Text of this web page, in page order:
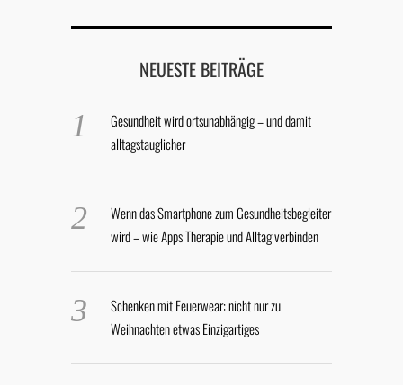
NEUESTE BEITRÄGE
Gesundheit wird ortsunabhängig – und damit
alltagstauglicher
Wenn das Smartphone zum Gesundheitsbegleiter
wird – wie Apps Therapie und Alltag verbinden
Schenken mit Feuerwear: nicht nur zu
Weihnachten etwas Einzigartiges